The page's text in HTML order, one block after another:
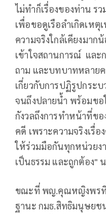
ไม่ทำก็เรื่องของท่าน ร
เพื่อขอดูเรือลำเกิดเห
ความจริงใกล้เคียงมา
เข้าใจสถานการณ์ แล
ถาม และบทบาทหลาย
เกี่ยวกับการปฏิรูปกระ
จนถึงปลายน้ำ พร้อมขอ
กังวลถึงการทำหน้าที่ข
คดี เพราะความจริงเรื่
ให้ร่วมมือกันทุกหน่วยง
เป็นธรรม และถูกต้อง"
ขณะที่ พญ.คุณหญิงพรทิ
ฐานะ กมธ.สิทธิมนุษยช